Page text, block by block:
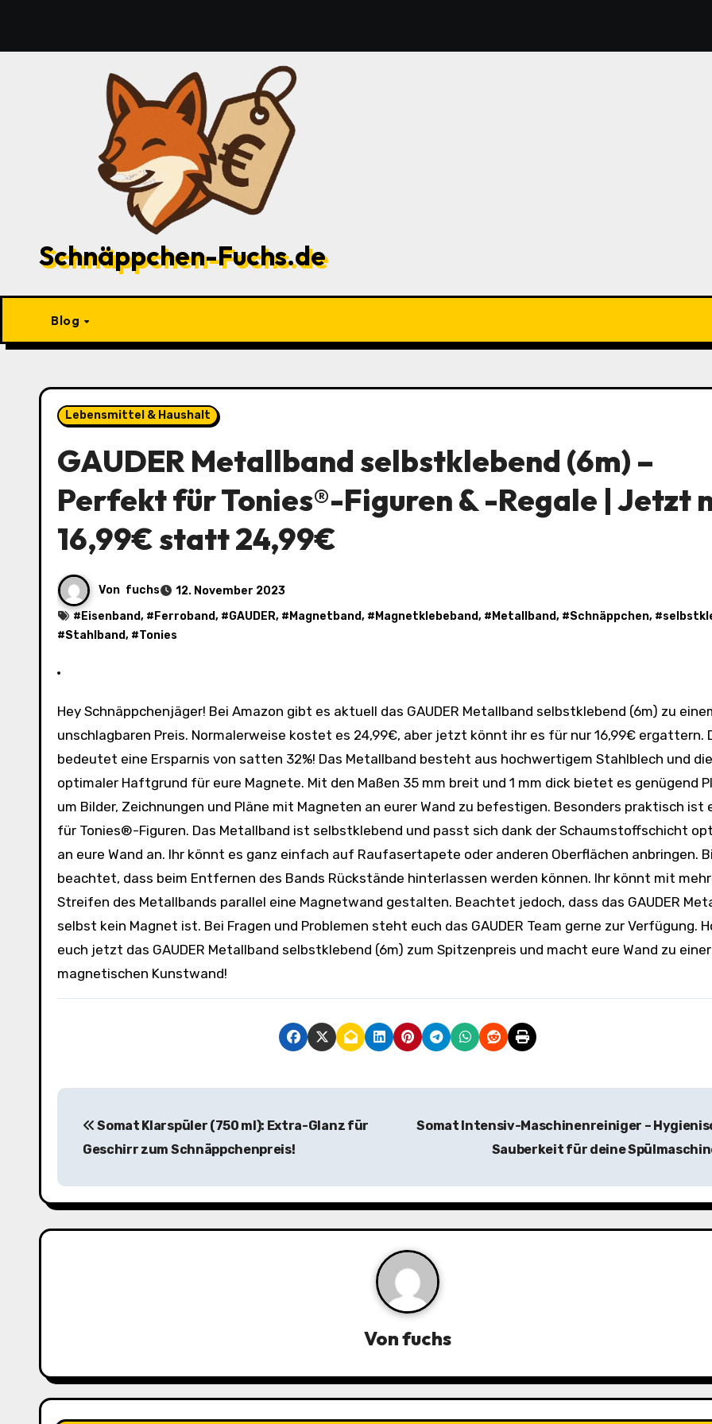
springen
Schnäppchen-Fuchs.de
Blog
Lebensmittel & Haushalt
GAUDER Metallband selbstklebend (6m) –
Perfekt für Tonies®-Figuren & -Regale | Jetzt
16,99€ statt 24,99€
Von fuchs
12. November 2023
# Eisenband, # Ferroband, #GAUDER, # Magnetband, # Magnetklebeband, # Metallband, #Schnäppchen, #
#Stahlband, #Tonies
Hey Schnäppchenjäger! Bei Amazon gibt es aktuell das GAUDER Metallband selbstklebend (6m) zu einem
unschlagbaren Preis. Normalerweise kostet es 24,99€, aber jetzt könnt ihr es für nur 16,99€ ergattern.
bedeutet eine Ersparnis von satten 32%! Das Metallband besteht aus hochwertigem Stahlblech und
optimaler Haftgrund für eure Magnete. Mit den Maßen 35 mm breit und 1 mm dick bietet es genügend
um Bilder, Zeichnungen und Pläne mit Magneten an eurer Wand zu befestigen. Besonders praktisch ist
für Tonies®-Figuren. Das Metallband ist selbstklebend und passt sich dank der Schaumstoffschicht
an eure Wand an. Ihr könnt es ganz einfach auf Raufasertapete oder anderen Oberflächen anbringen.
beachtet, dass beim Entfernen des Bands Rückstände hinterlassen werden können. Ihr könnt mit
Streifen des Metallbands parallel eine Magnetwand gestalten. Beachtet jedoch, dass das GAUDER
selbst kein Magnet ist. Bei Fragen und Problemen steht euch das GAUDER Team gerne zur Verfügung.
euch jetzt das GAUDER Metallband selbstklebend (6m) zum Spitzenpreis und macht eure Wand zu einer
magnetischen Kunstwand!
B
t
r
a
Somat Klarspüler (750 ml): Extra-Glanz für
Geschirr zum Schnäppchenpreis!
Somat Intensiv-Maschinenreiniger –
Sauberkeit für deine
Vonfuchs